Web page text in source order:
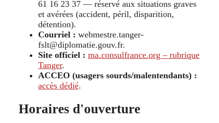
61 16 23 37 — réservé aux situations graves
et avérées (accident, péril, disparition,
détention).
Courriel : webmestre.tanger-
fslt@diplomatie.gouv.fr.
Site officiel : ma.consulfrance.org – rubrique
Tanger.
ACCEO (usagers sourds/malentendants) :
accès dédié.
Horaires d'ouverture